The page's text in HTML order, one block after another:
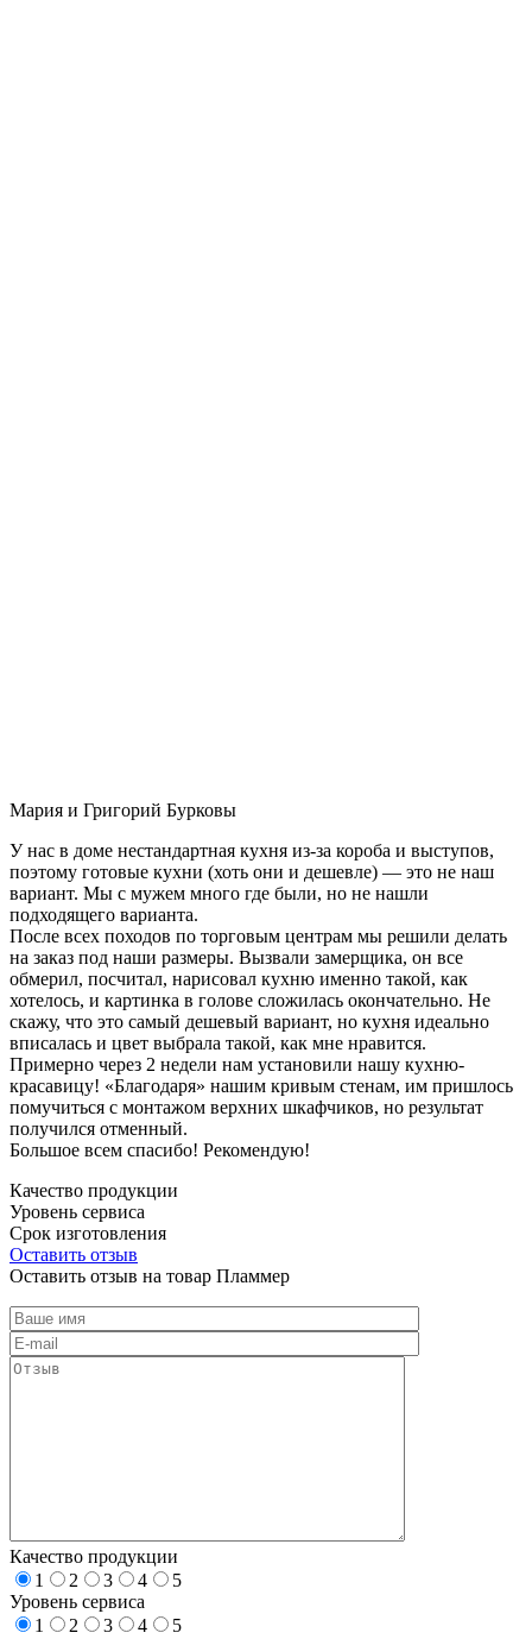
Мария и Григорий Бурковы
У нас в доме нестандартная кухня из-за короба и выступов,
поэтому готовые кухни (хоть они и дешевле) — это не наш
вариант. Мы с мужем много где были, но не нашли
подходящего варианта.
После всех походов по торговым центрам мы решили делать
на заказ под наши размеры. Вызвали замерщика, он все
обмерил, посчитал, нарисовал кухню именно такой, как
хотелось, и картинка в голове сложилась окончательно. Не
скажу, что это самый дешевый вариант, но кухня идеально
вписалась и цвет выбрала такой, как мне нравится.
Примерно через 2 недели нам установили нашу кухню-
красавицу! «Благодаря» нашим кривым стенам, им пришлось
помучиться с монтажом верхних шкафчиков, но результат
получился отменный.
Большое всем спасибо! Рекомендую!
Качество продукции
Уровень сервиса
Срок изготовления
Оставить отзыв
Оставить отзыв на товар Пламмер
Качество продукции
1
2 3 4
5
Уровень сервиса
1
2 3 4
5